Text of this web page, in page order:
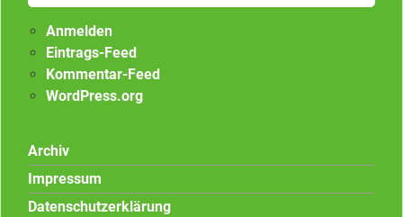
Anmelden
Eintrags-Feed
Kommentar-Feed
WordPress.org
Archiv
Impressum
Datenschutzerklärung